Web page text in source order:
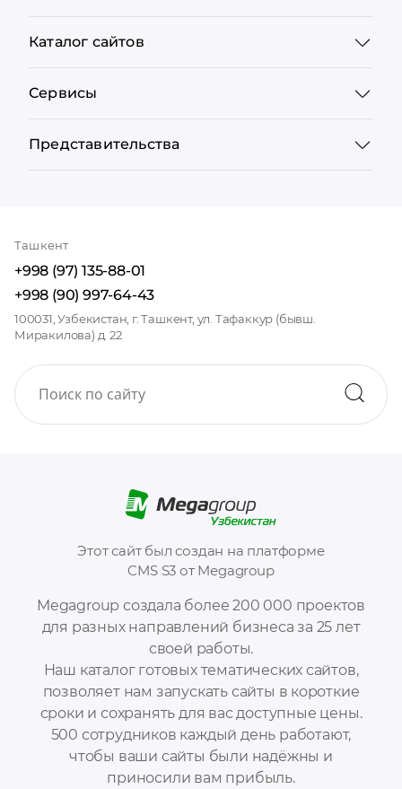
Megagroup создала более 200 000 проектов
для разных направлений бизнеса за 25 лет
своей работы.
Наш каталог готовых тематических сайтов,
позволяет нам запускать сайты в короткие
сроки и сохранять для вас доступные цены.
500 сотрудников каждый день работают,
чтобы ваши сайты были надёжны и
приносили вам прибыль.
Этот сайт был создан на платформе
CMS S3 от Megagroup
Каталог сайтов
Сервисы
Представительства
Ташкент
+998 (97) 135-88-01
+998 (90) 997-64-43
100031, Узбекистан, г. Ташкент, ул. Тафаккур (бывш.
Миракилова) д. 22